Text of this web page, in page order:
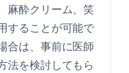
麻酔クリーム、笑
することが可能で
合は、事前に医師
法を検討してもら